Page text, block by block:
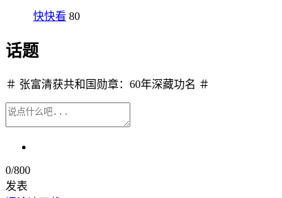
快快看 80
话题
＃ 张富清获共和国勋章：60年深藏功名 ＃
0/800
发表